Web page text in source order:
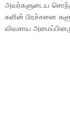
அவர்களுடைய
களின் பிரச்சனை
விவசாய